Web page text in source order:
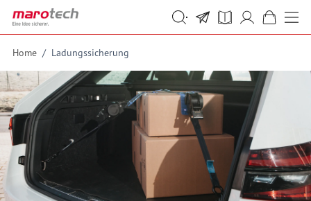
Skip to Content
Suche
Suche
Home / Ladungssicherung